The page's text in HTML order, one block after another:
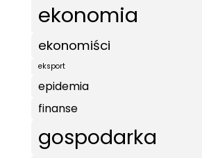
ekonomia
ekonomiści
eksport
epidemia
finanse
gospodarka